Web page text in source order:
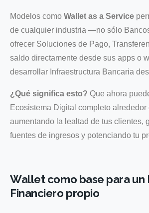
Modelos como Wallet as a Service
de cualquier industria —no sólo
ofrecer Soluciones de Pago,
saldo directamente desde sus apps o
desarrollar Infraestructura Bancaria
¿Qué significa esto? Que ahora
Ecosistema Digital completo alrededor
aumentando la lealtad de tus clientes,
fuentes de ingresos y potenciando tu
Wallet como base para un
Financiero propio